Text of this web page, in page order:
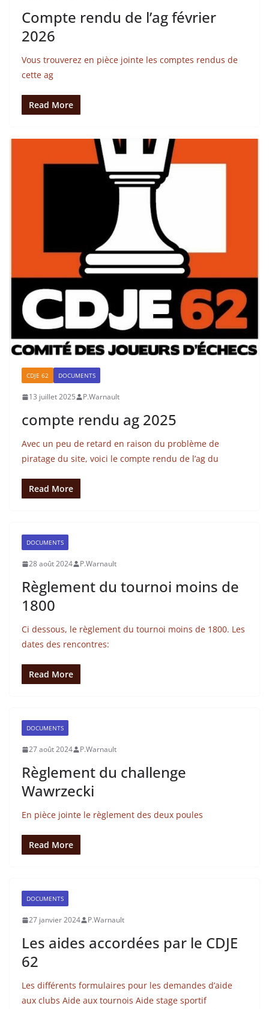
Compte rendu de l’ag février
2026
Vous trouverez en pièce jointe les comptes rendus de
cette ag
Read More
CDJE 62 DOCUMENTS
13 juillet 2025 P.Warnault
compte rendu ag 2025
Avec un peu de retard en raison du problème de
piratage du site, voici le compte rendu de l’ag du
Read More
DOCUMENTS
28 août 2024 P.Warnault
Règlement du tournoi moins de
1800
Ci dessous, le règlement du tournoi moins de 1800. Les
dates des rencontres:
Read More
DOCUMENTS
27 août 2024 P.Warnault
Règlement du challenge
Wawrzecki
En pièce jointe le règlement des deux poules
Read More
DOCUMENTS
27 janvier 2024 P.Warnault
Les aides accordées par le CDJE
62
Les différents formulaires pour les demandes d’aide
aux clubs Aide aux tournois Aide stage sportif